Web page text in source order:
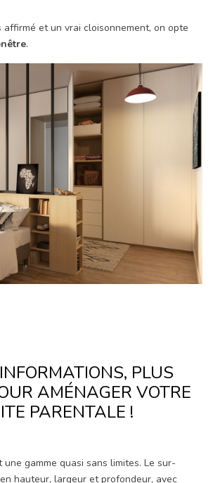
et un vrai cloisonnement, on opte
.
PLUS
AMÉNAGER VOTRE
PARENTALE !
gamme quasi sans limites. Le sur-
hauteur, largeur et profondeur, avec